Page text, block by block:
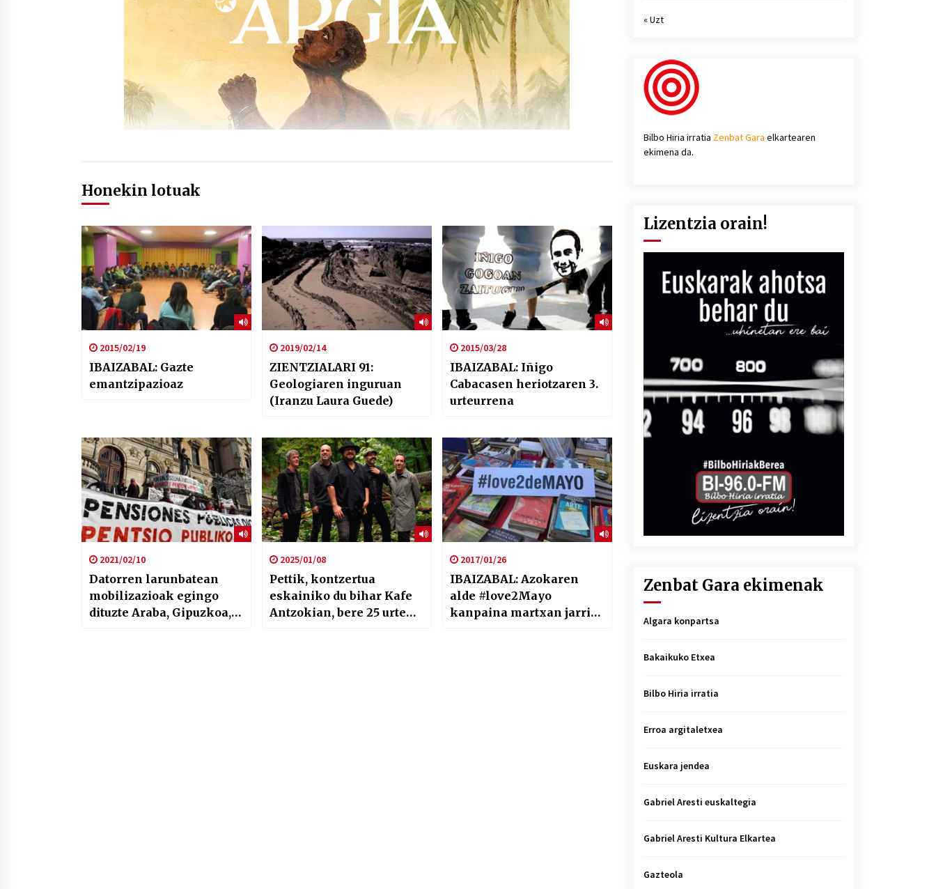
Honekin lotuak
2015/02/19
IBAIZABAL: Gazte
emantzipazioaz
2019/02/14
ZIENTZIALARI 91:
Geologiaren inguruan
(Iranzu Laura Guede)
2015/03/28
IBAIZABAL: Iñigo
Cabacasen heriotzaren 3.
urteurrena
2021/02/10
Datorren larunbatean
mobilizazioak egingo
dituzte Araba, Gipuzkoa,
2025/01/08
Pettik, kontzertua
eskainiko du bihar Kafe
Antzokian, bere 25 urteko
2017/01/26
IBAIZABAL: Azokaren
alde #love2Mayo
kanpaina martxan jarri
« Uzt
Bilbo Hiria irratia Zenbat Gara elkartearen
ekimena da.
Lizentzia orain!
Zenbat Gara ekimenak
Algara konpartsa
Bakaikuko Etxea
Bilbo Hiria irratia
Erroa argitaletxea
Euskara jendea
Gabriel Aresti euskaltegia
Gabriel Aresti Kultura Elkartea
Gazteola